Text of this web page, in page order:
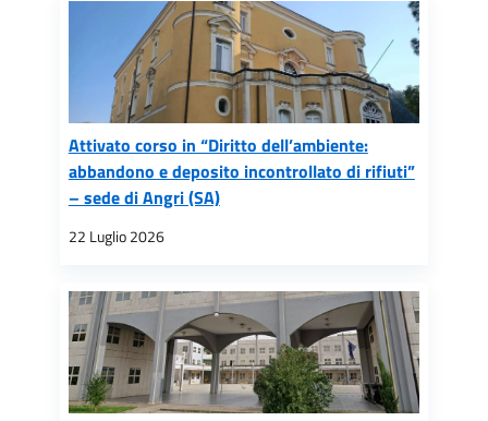
Attivato corso in “Diritto dell’ambiente:
abbandono e deposito incontrollato di rifiuti”
– sede di Angri (SA)
22 Luglio 2026